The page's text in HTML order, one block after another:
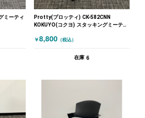
ミーティ
Protty(プロッティ) CK-582CNN
KOKUYO(コクヨ) スタッキングミーティ
￥8,800 （税込）
在庫 6